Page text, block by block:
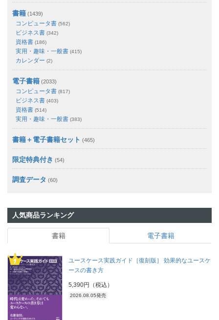
書籍 (1439)
コンピュータ書 (562)
ビジネス書 (342)
資格書 (186)
実用・趣味・一般書 (415)
カレンダー (2)
電子書籍 (2033)
コンピュータ書 (817)
ビジネス書 (403)
資格書 (514)
実用・趣味・一般書 (383)
書籍＋電子書籍セット (465)
限定特典付き (54)
調査データ (60)
人気商品ランキング
書籍 電子書籍
ユースケース実践ガイド［復刻版］ 効果的なユースケ
ースの書き方
5,390円（税込）
2026.08.05発売